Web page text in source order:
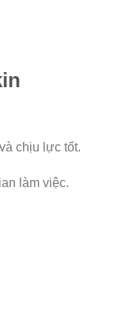
chịu lực tốt.
làm việc.